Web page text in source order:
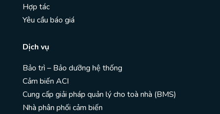
Hợp tác
Yêu cầu báo giá
Dịch vụ
Bảo trì – Bảo dưỡng hệ thống
Cảm biến ACI
Cung cấp giải pháp quản lý cho toà nhà (BMS)
Nhà phân phối cảm biến